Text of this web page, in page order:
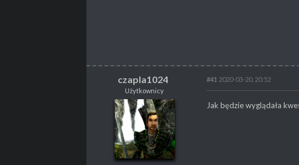
czapla1024
czapla1024
Użytkownicy
Użytkownicy
#41 2020-03-20, 20:52
Jak będzie wyglądała